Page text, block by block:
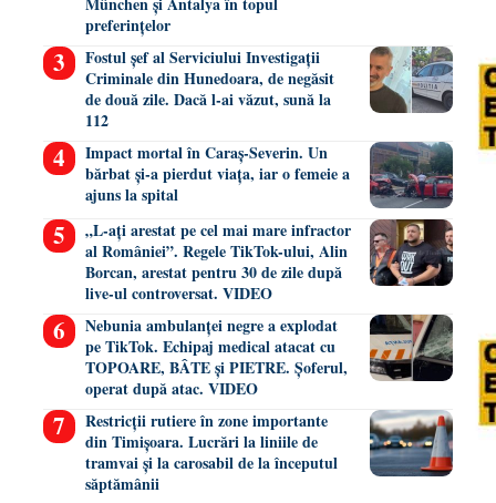
preferințelor
Fostul șef al Serviciului Investigații
Criminale din Hunedoara, de negăsit
de două zile. Dacă l-ai văzut, sună la
112
Impact mortal în Caraș-Severin. Un
bărbat și-a pierdut viața, iar o femeie a
ajuns la spital
„L-ați arestat pe cel mai mare infractor
al României”. Regele TikTok-ului, Alin
Borcan, arestat pentru 30 de zile după
live-ul controversat. VIDEO
Nebunia ambulanței negre a explodat
pe TikTok. Echipaj medical atacat cu
TOPOARE, BÂTE și PIETRE. Șoferul,
operat după atac. VIDEO
Restricții rutiere în zone importante
din Timișoara. Lucrări la liniile de
tramvai și la carosabil de la începutul
săptămânii